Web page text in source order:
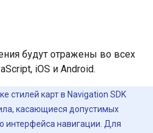
будут отражены во всех
iOS и Android.
стилей карт в Navigation SDK
касающиеся допустимых
интерфейса навигации. Для